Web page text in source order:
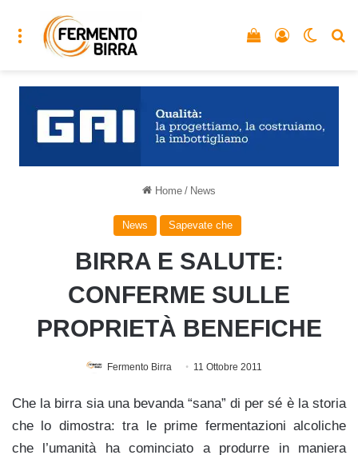
Menu Accedi
Vedi il carrello
Home / News
News Sapevate che
BIRRA E SALUTE:
CONFERME SULLE
PROPRIETÀ BENEFICHE
Fermento Birra 11 Ottobre 2011
Che la birra sia una bevanda “sana” di per sé è la storia
che lo dimostra: tra le prime fermentazioni alcoliche
che l’umanità ha cominciato a produrre in maniera